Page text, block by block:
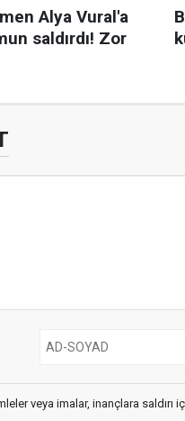
veya imalar, inançlara saldırı